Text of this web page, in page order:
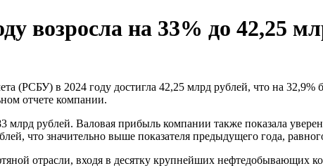
возросла на 33% до 42,25
отчете компании.
млрд рублей. Валовая прибыль компании также показала
что значительно выше показателя предыдущего года,
отрасли, входя в десятку крупнейших нефтедобывающих